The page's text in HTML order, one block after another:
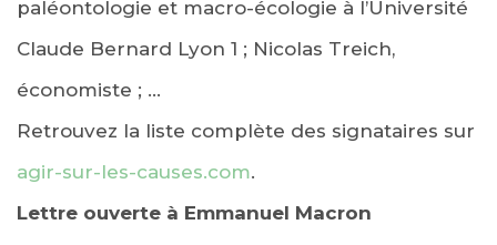
paléontologie et macro-écologie à l’Université
Claude Bernard Lyon 1 ; Nicolas Treich,
économiste ; …
Retrouvez la liste complète des signataires sur
agir-sur-les-causes.com.
Lettre ouverte à Emmanuel Macron